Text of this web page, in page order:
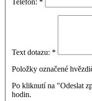
Telefon: *
Text dotazu: *
Položky označené
Po kliknutí na "Odeslat
hodin.